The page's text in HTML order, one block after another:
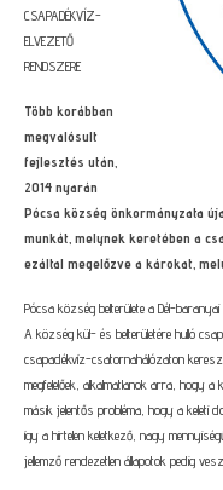
CSAPADÉKVÍZ-
ELVEZETŐ
RENDSZERE
Több korábban
megvalósult
fejlesztés után,
2014 nyarán
Pócsa község önkormányzata
munkát, melynek keretében a
ezáltal megelőzve a károkat,
Pócsa község belterülete a Dél-
A község kül- és belterületére hulló
csapadékvíz-csatornahálózaton
megfelelőek, alkalmatlanok arra, hogy
másik jelentős probléma, hogy a keleti
így a hirtelen keletkező, nagy
jellemző rendezetlen állapotok pedig